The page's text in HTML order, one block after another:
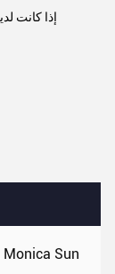
Monica Sun
إذا كانت